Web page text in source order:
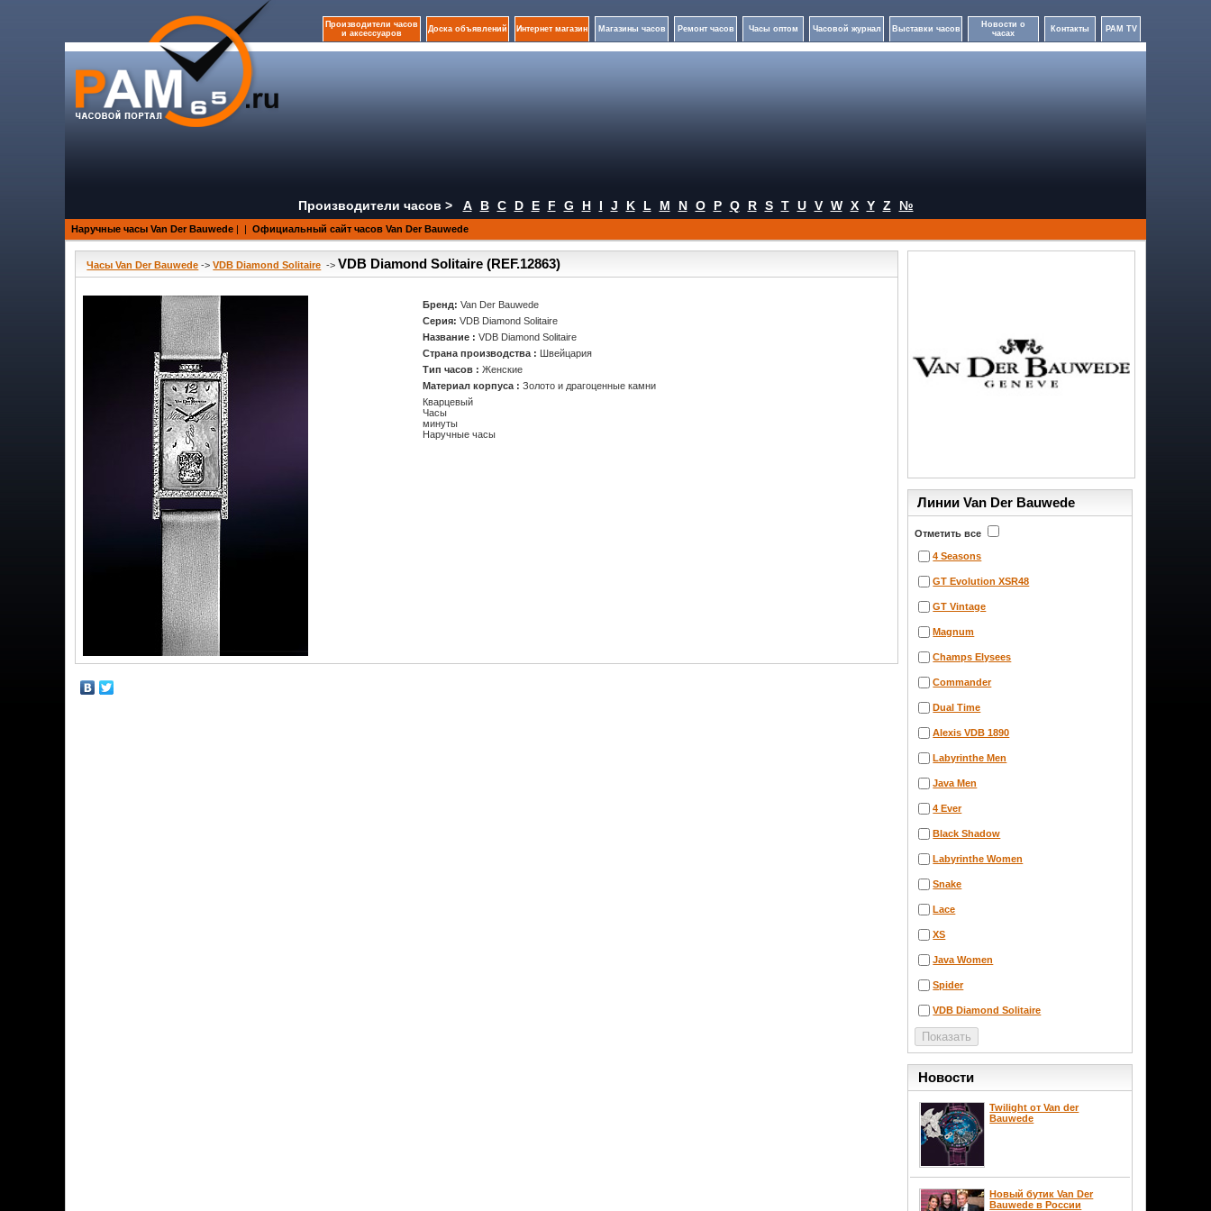
Производители часов
и аксессуаров
Доска объявлений Интернет магазин Магазины часов Ремонт часов Часы оптом Часовой журнал Выставки часов
Новости о
часах
Контакты PAM TV
Производители часов > A B C D E F G H I J K L M N O P Q R S T U V W X Y Z №
Наручные часы Van Der Bauwede | | Официальный сайт часов Van Der Bauwede
Часы Van Der Bauwede ->VDB Diamond Solitaire -> VDB Diamond Solitaire (REF.12863)
Бренд:Van Der Bauwede
Серия:VDB Diamond Solitaire
Название :VDB Diamond Solitaire
Страна производства :
Швейцария
Тип часов :Женские
Материал корпуса :Золото и драгоценные камни
Кварцевый
Часы
минуты
Наручные часы
Линии Van Der Bauwede
Отметить все
4 Seasons
GT Evolution XSR48
GT Vintage
Magnum
Champs Elysees
Commander
Dual Time
Alexis VDB 1890
Labyrinthe Men
Java Men
4 Ever
Black Shadow
Labyrinthe Women
Snake
Lace
XS
Java Women
Spider
VDB Diamond Solitaire
Новости
Twilight от Van der
Bauwede
Новый бутик Van Der
Bauwede в России